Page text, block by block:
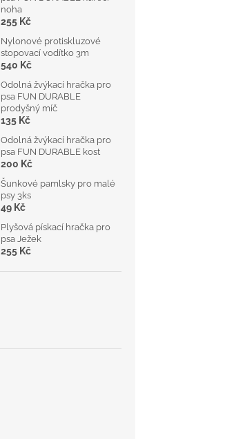
noha
255 Kč
Nylonové protiskluzové
stopovací vodítko 3m
540 Kč
Odolná žvýkací hračka pro
psa FUN DURABLE
prodyšný míč
135 Kč
Odolná žvýkací hračka pro
psa FUN DURABLE kost
200 Kč
Šunkové pamlsky pro malé
psy 3ks
49 Kč
Plyšová pískací hračka pro
psa Ježek
255 Kč